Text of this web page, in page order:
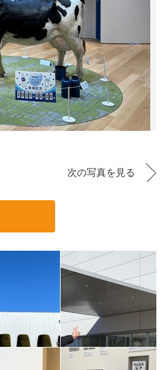
次の写真を見る